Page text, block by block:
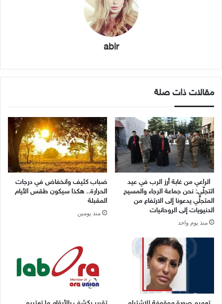
abir
مقالات ذات صلة
الراعي من غابة أرز الرب في عيد
التجلّي: نحن جماعة الرجاء والمسيح
المتجلّي يدعونا إلى الارتفاع من
الدنيويات إلى الروحانيات
منذ يوم واحد
ضباب كثيف وانخفاض في درجات
الحرارة.. هكذا سيكون طقس الأيام
المقبلة
منذ يومين